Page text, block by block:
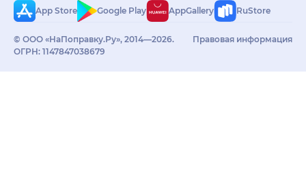
App Store
Google Play AppGallery RuStore
© ООО «НаПоправку.Ру», 2014—2026.
ОГРН: 1147847038679
Правовая информация